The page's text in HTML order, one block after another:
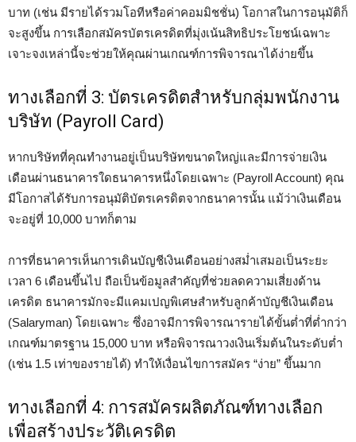
บาท (เช่น มีรายได้รวมโอทีหรือค่าคอมมิชชั่น) โอกาสในการอนุมัติก็
จะสูงขึ้น การเลือกสมัครบัตรเครดิตที่มุ่งเน้นสิทธิประโยชน์เฉพาะ
เจาะจงเหล่านี้จะช่วยให้คุณผ่านเกณฑ์การพิจารณาได้ง่ายขึ้น
ทางเลือกที่ 3: บัตรเครดิตสำหรับกลุ่มพนักงาน
บริษัท (Payroll Card)
หากบริษัทที่คุณทำงานอยู่เป็นบริษัทขนาดใหญ่และมีการจ่ายเงิน
เดือนผ่านธนาคารใดธนาคารหนึ่งโดยเฉพาะ (Payroll Account) คุณ
มีโอกาสได้รับการอนุมัติบัตรเครดิตจากธนาคารนั้น แม้ว่าเงินเดือน
จะอยู่ที่ 10,000 บาทก็ตาม
การที่ธนาคารเห็นการเดินบัญชีเงินเดือนอย่างสม่ำเสมอเป็นระยะ
เวลา 6 เดือนขึ้นไป ถือเป็นข้อมูลสำคัญที่ช่วยลดความเสี่ยงด้าน
เครดิต ธนาคารมักจะมีแคมเปญพิเศษสำหรับลูกค้าบัญชีเงินเดือน
(Salaryman) โดยเฉพาะ ซึ่งอาจมีการพิจารณารายได้ขั้นต่ำที่ต่ำกว่า
เกณฑ์มาตรฐาน 15,000 บาท หรือพิจารณาวงเงินเริ่มต้นในระดับต่ำ
(เช่น 1.5 เท่าของรายได้) ทำให้เงื่อนไขการสมัคร “ง่าย” ขึ้นมาก
ทางเลือกที่ 4: การสมัครผลิตภัณฑ์ทางเลือก
เพื่อสร้างประวัติเครดิต